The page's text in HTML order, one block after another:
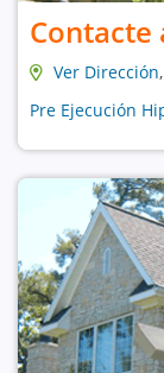
Contacte
Ver Dirección
Pre Ejecución